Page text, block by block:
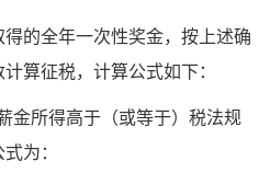
得的全年一次性奖金，按上述确
算征税，计算公式如下：
金所得高于（或等于）税法规
为：